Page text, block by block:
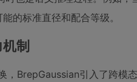
的标准直径和配合等级。
制
，BrepGaussian引入了跨模